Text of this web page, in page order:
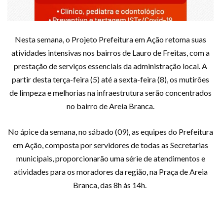
Nesta semana, o Projeto Prefeitura em Ação retoma suas
atividades intensivas nos bairros de Lauro de Freitas, com a
prestação de serviços essenciais da administração local. A
partir desta terça-feira (5) até a sexta-feira (8), os mutirões
de limpeza e melhorias na infraestrutura serão concentrados
no bairro de Areia Branca.
No ápice da semana, no sábado (09), as equipes do Prefeitura
em Ação, composta por servidores de todas as Secretarias
municipais, proporcionarão uma série de atendimentos e
atividades para os moradores da região, na Praça de Areia
Branca, das 8h às 14h.